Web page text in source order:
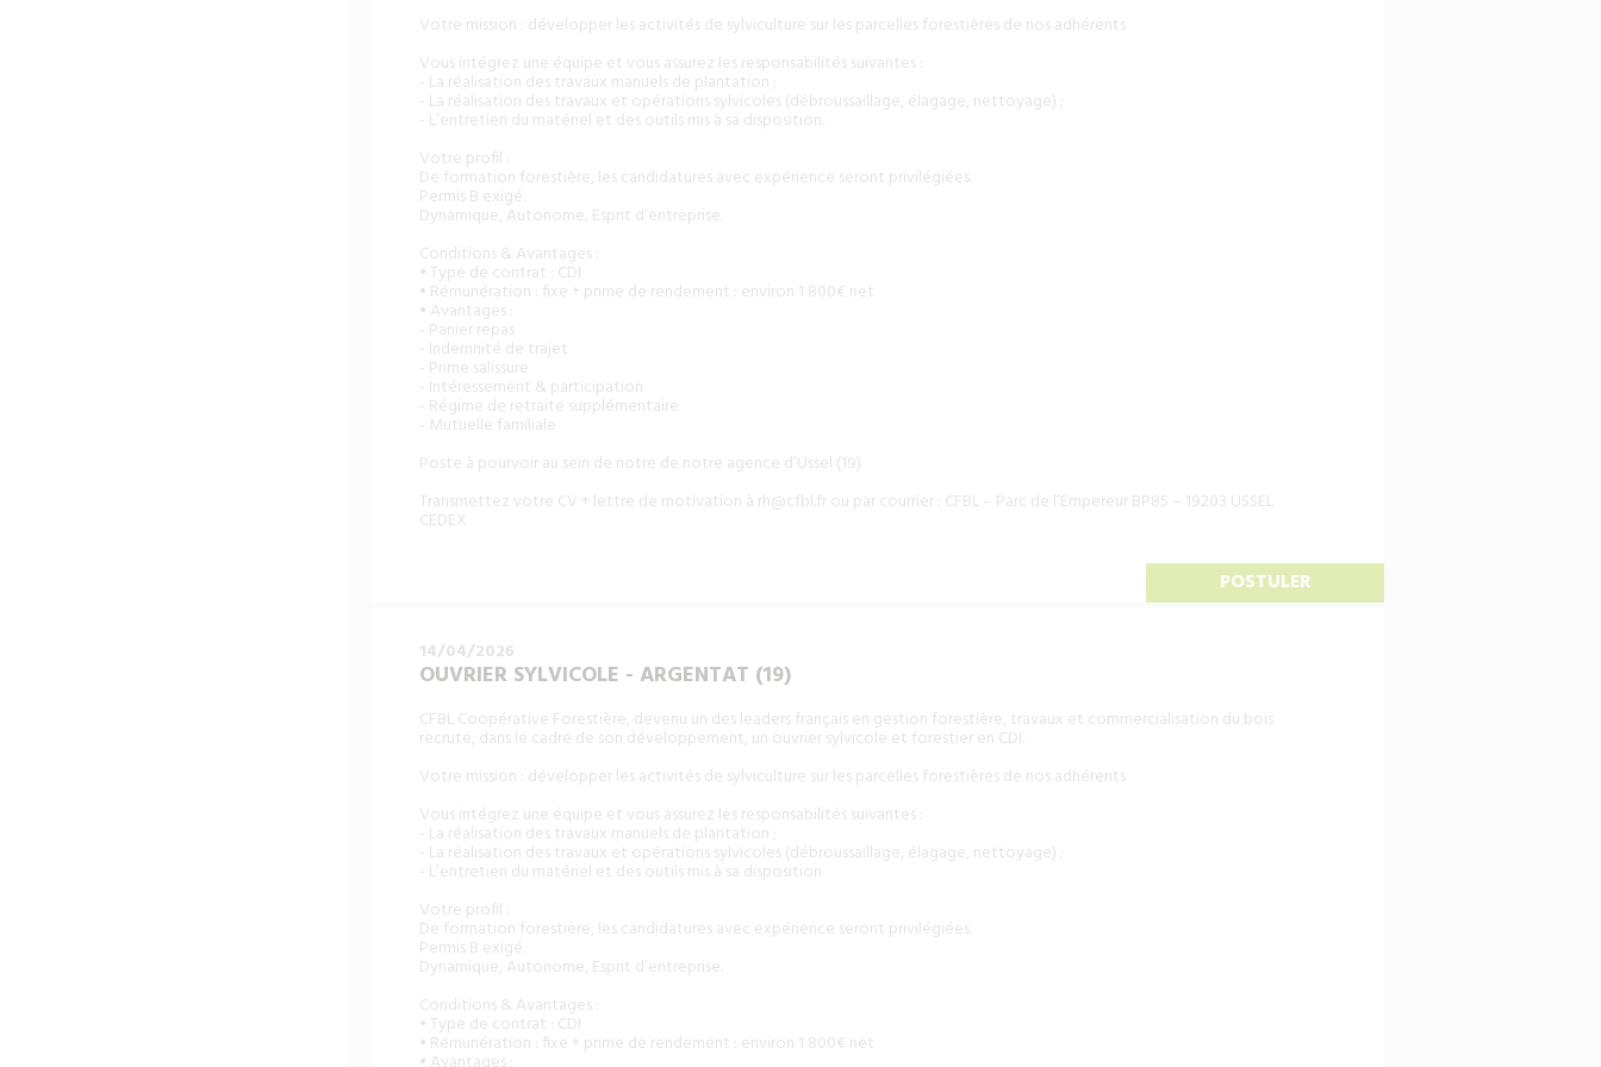
Votre mission : développer les activités de sylviculture sur les parcelles forestières de nos adhérents
Vous intégrez une équipe et vous assurez les responsabilités suivantes :
- La réalisation des travaux manuels de plantation ;
- La réalisation des travaux et opérations sylvicoles (débroussaillage, élagage, nettoyage) ;
- L’entretien du matériel et des outils mis à sa disposition.
Votre profil :
De formation forestière, les candidatures avec expérience seront privilégiées.
Permis B exigé.
Dynamique, Autonome, Esprit d’entreprise.
Conditions & Avantages :
• Type de contrat : CDI
• Rémunération : fixe + prime de rendement : environ 1 800€ net
• Avantages :
- Panier repas
- Indemnité de trajet
- Prime salissure
- Intéressement & participation
- Régime de retraite supplémentaire
- Mutuelle familiale
Poste à pourvoir au sein de notre de notre agence d’Ussel (19)
Transmettez votre CV + lettre de motivation à rh@cfbl.frou par courrier : CFBL – Parc de l’Empereur BP85 – 19203 USSEL
CEDEX
POSTULER
14/04/2026
OUVRIER SYLVICOLE - ARGENTAT (19)
CFBL Coopérative Forestière, devenu un des leaders français en gestion forestière, travaux et commercialisation du bois
recrute, dans le cadre de son développement, un ouvrier sylvicole et forestier en CDI.
Votre mission : développer les activités de sylviculture sur les parcelles forestières de nos adhérents
Vous intégrez une équipe et vous assurez les responsabilités suivantes :
- La réalisation des travaux manuels de plantation ;
- La réalisation des travaux et opérations sylvicoles (débroussaillage, élagage, nettoyage) ;
- L’entretien du matériel et des outils mis à sa disposition.
Votre profil :
De formation forestière, les candidatures avec expérience seront privilégiées.
Permis B exigé.
Dynamique, Autonome, Esprit d’entreprise.
Conditions & Avantages :
• Type de contrat : CDI
• Rémunération : fixe + prime de rendement : environ 1 800€ net